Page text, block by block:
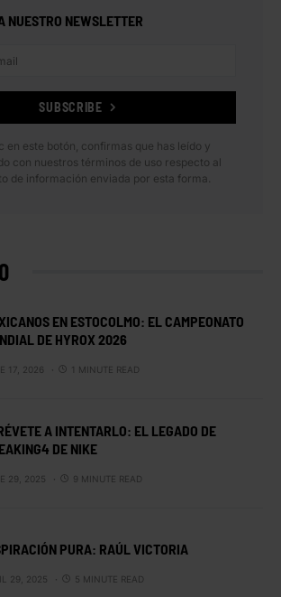
NUESTRO NEWSLETTER
SUBSCRIBE
en este botón, confirmas que has leído y
con nuestros términos de uso respecto al
de información enviada por esta forma.
EN ESTOCOLMO: EL CAMPEONATO
DE HYROX 2026
17, 2026 1 MINUTE READ
A INTENTARLO: EL LEGADO DE
DE NIKE
29, 2025 9 MINUTE READ
PURA: RAÚL VICTORIA
29, 2025 5 MINUTE READ